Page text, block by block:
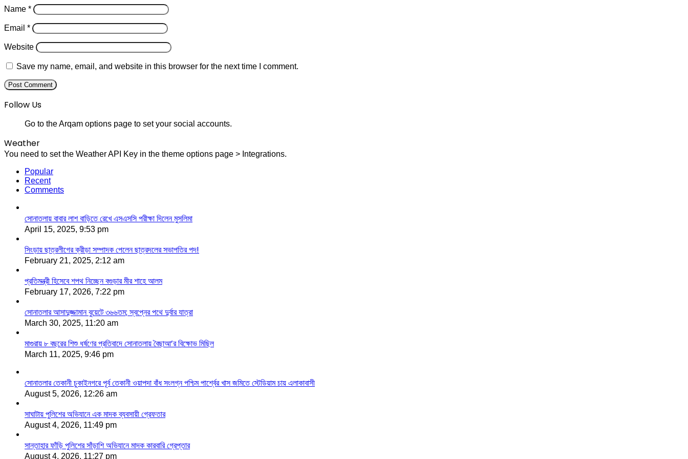
Name *
Email *
Website
Save my name, email, and website in this browser for the next time I comment.
Follow Us
Go to the Arqam options page to set your social accounts.
Weather
You need to set the Weather API Key in the theme options page > Integrations.
Popular
Recent
Comments
সোনাতলায় বাবার লাশ বাড়িতে রেখে এসএসসি পরীক্ষা দিলেন মুসলিমা
April 15, 2025, 9:53 pm
সিংড়ায় ছাত্রলীগের ক্রীড়া সম্পাদক পেলেন ছাত্রদলের সভাপতির পদ!
February 21, 2025, 2:12 am
প্রতিমন্ত্রী হিসেবে শপথ নিচ্ছেন বগুড়ার মীর শাহে আলম
February 17, 2026, 7:22 pm
সোনাতলার আসাদুজ্জামান বুয়েটে ৩৬৬তম; স্বপ্নের পথে দুর্বার যাত্রা
March 30, 2025, 11:20 am
মাগুরায় ৮ বছরের শিশু ধর্ষণের প্রতিবাদে সোনাতলায় বৈছাআ’র বিক্ষোভ মিছিল
March 11, 2025, 9:46 pm
সোনাতলার তেকানী চুকাইনগরে পূর্ব তেকানী ওয়াপদা বাঁধ সংলগ্ন পশ্চিম পার্শ্বের খাস জমিতে স্টেডিয়াম চায় এলাকাবাসী
August 5, 2026, 12:26 am
সাঘাটায় পুলিশের অভিযানে এক মাদক ব্যবসায়ী গ্রেফতার
August 4, 2026, 11:49 pm
সান্তাহার ফাঁড়ি পুলিশের সাঁড়াশি অভিযানে মাদক কারবারি গ্রেপ্তার
August 4, 2026, 11:27 pm